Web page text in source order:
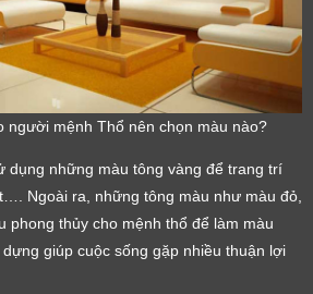
người mệnh Thổ nên chọn màu nào?
dụng những màu tông vàng để trang trí
Ngoài ra, những tông màu như màu đỏ,
phong thủy cho mệnh thổ để làm màu
giúp cuộc sống gặp nhiều thuận lợi